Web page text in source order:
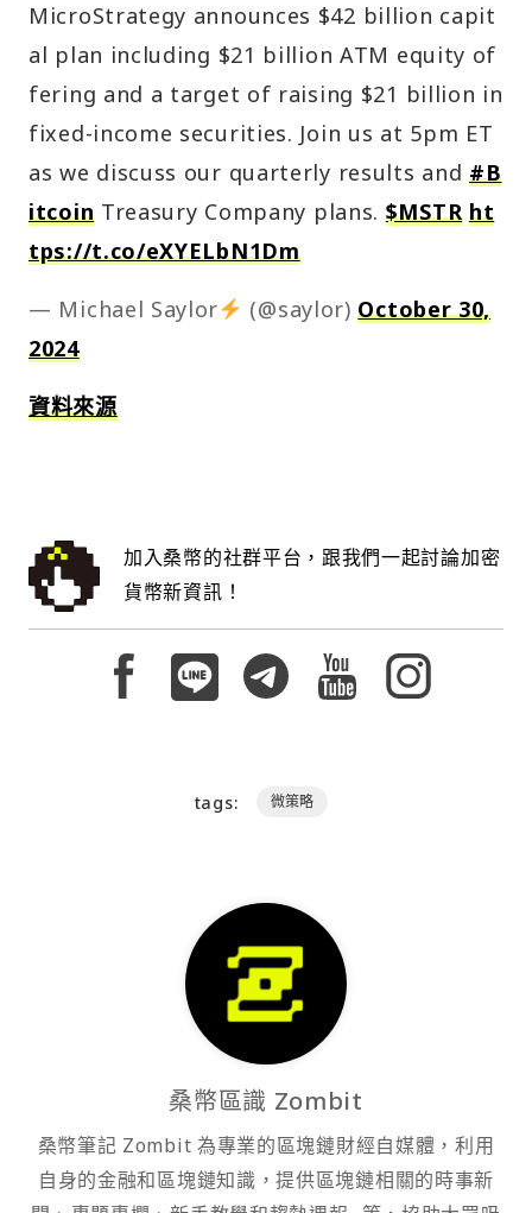
MicroStrategy announces $42 billion capit
al plan including $21 billion ATM equity of
fering and a target of raising $21 billion in
fixed-income securities. Join us at 5pm ET
as we discuss our quarterly results and#B
itcoin Treasury Company plans. $MSTR ht
tps://t.co/eXYELbN1Dm
— Michael Saylor (@saylor)October 30,
2024
資料來源
加入桑幣的社群平台，跟我們一起討論加密
貨幣新資訊！
tags: 微策略
桑幣區識 Zombit
桑幣筆記 Zombit 為專業的區塊鏈財經自媒體，利用
自身的金融和區塊鏈知識，提供區塊鏈相關的時事新